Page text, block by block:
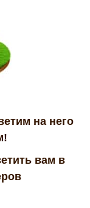
на него
вам в